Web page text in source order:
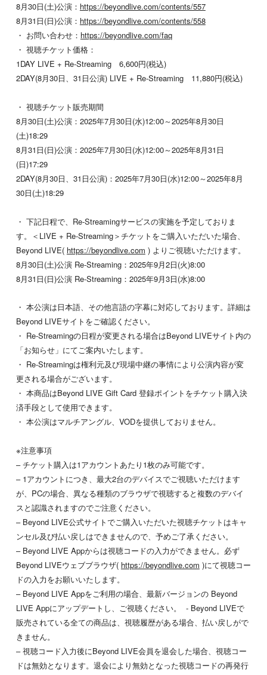
8月30日(土)公演： https://beyondlive.com/contents/557
8月31日(日)公演： https://beyondlive.com/contents/558
・ お問い合わせ： https://beyondlive.com/faq
・ 視聴チケット価格：
1DAY LIVE + Re-Streaming 6,600円(税込)
2DAY(8月30日、31日公演) LIVE + Re-Streaming 11,880円(税込)
・ 視聴チケット販売期間
8月30日(土)公演：2025年7月30日(水)12:00～2025年8月30日
(土)18:29
8月31日(日)公演：2025年7月30日(水)12:00～2025年8月31日
(日)17:29
2DAY(8月30日、31日公演)：2025年7月30日(水)12:00～2025年8月
30日(土)18:29
・ 下記日程で、Re-Streamingサービスの実施を予定しておりま
す。＜LIVE + Re-Streaming＞チケットをご購入いただいた場合、
Beyond LIVE( https://beyondlive.com ) よりご視聴いただけます。
8月30日(土)公演 Re-Streaming：2025年9月2日(火)8:00
8月31日(日)公演 Re-Streaming：2025年9月3日(水)8:00
・ 本公演は日本語、その他言語の字幕に対応しております。詳細は
Beyond LIVEサイトをご確認ください。
・ Re-Streamingの日程が変更される場合はBeyond LIVEサイト内の
「お知らせ」にてご案内いたします。
・ Re-Streamingは権利元及び現場中継の事情により公演内容が変
更される場合がございます。
・ 本商品はBeyond LIVE Gift Card 登録ポイントをチケット購入決
済手段として使用できます。
・ 本公演はマルチアングル、VODを提供しておりません。
※注意事項
– チケット購入は1アカウントあたり1枚のみ可能です。
– 1アカウントにつき、最大2台のデバイスでご視聴いただけます
が、PCの場合、異なる種類のブラウザで視聴すると複数のデバイ
スと認識されますのでご注意ください。
– Beyond LIVE公式サイトでご購入いただいた視聴チケットはキャ
ンセル及び払い戻しはできませんので、予めご了承ください。
– Beyond LIVE Appからは視聴コードの入力ができません。必ず
Beyond LIVEウェブブラウザ( https://beyondlive.com )にて視聴コー
ドの入力をお願いいたします。
– Beyond LIVE Appをご利用の場合、最新バージョンの Beyond
LIVE Appにアップデートし、ご視聴ください。 - Beyond LIVEで
販売されている全ての商品は、視聴履歴がある場合、払い戻しがで
きません。
– 視聴コード入力後にBeyond LIVE会員を退会した場合、視聴コー
ドは無効となります。退会により無効となった視聴コードの再発行